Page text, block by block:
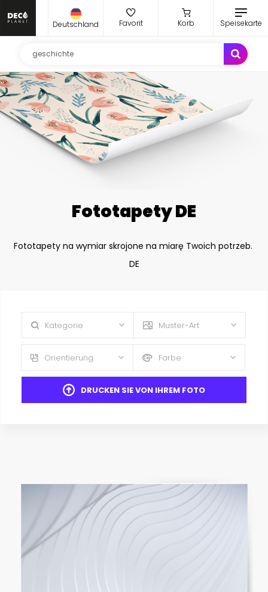
Deutschland Favorit Korb Speisekarte
Fototapety DE
Fototapety na wymiar skrojone na miarę Twoich potrzeb.
DE
Kategorie Muster-Art
Orientierung Farbe
DRUCKEN SIE VON IHREM FOTO